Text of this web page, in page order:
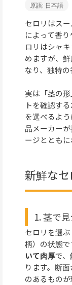
原語: 日本語
セロリはス
によって香
ロリはシャ
めますが、
なり、独特の
実は「茎の
トを確認す
を選べるよ
品メーカー
ージとともに
新鮮な
1. 茎で
セロリを選
柄）の状態で
いて肉厚で
ります。断
のあるものが